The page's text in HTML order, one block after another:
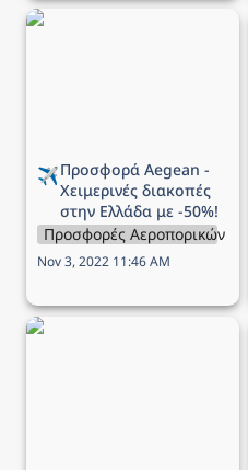
Προσφορά Aegean -
✈️
Χειμερινές διακοπές
στην Ελλάδα με -50%!
Προσφορές Αεροπορικών
Nov 3, 2022 11:46 AM
Προσφορά Aegean -